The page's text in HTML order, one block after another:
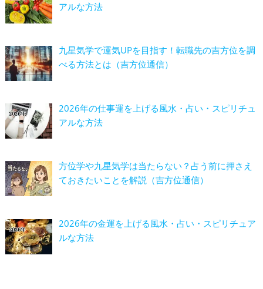
アルな方法
九星気学で運気UPを目指す！転職先の吉方位を調
べる方法とは（吉方位通信）
2026年の仕事運を上げる風水・占い・スピリチュ
アルな方法
方位学や九星気学は当たらない？占う前に押さえ
ておきたいことを解説（吉方位通信）
2026年の金運を上げる風水・占い・スピリチュア
ルな方法